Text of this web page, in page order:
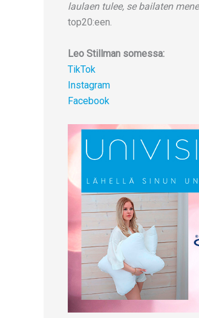
laulaen tulee, se bailaten
top20:een.
Leo Stillman somessa:
TikTok
Instagram
Facebook